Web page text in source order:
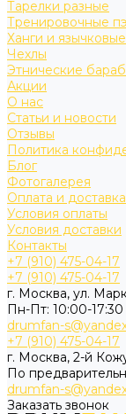
Тарелки разные
Тренировочные
Ханги и
Чехлы
Этнические
Акции
О нас
Статьи и новости
Отзывы
Политика
Блог
Фотогалерея
Оплата и доставка
Условия оплаты
Условия доставки
Контакты
+7 (910) 475-04-17
+7 (910) 475-04-17
г. Москва, ул.
Пн-Пт: 10:00-
drumfan-
+7 (910) 475-04-17
г. Москва, 2-й
По
drumfan-
Заказать звонок